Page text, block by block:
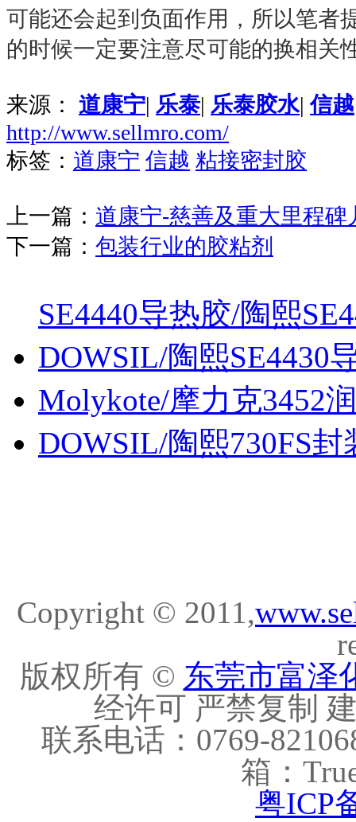
可能还会起到负面作用，所以笔者
的时候一定要注意尽可能的换相关
来源： 道康宁| 乐泰| 乐泰胶水|信越
http://www.sellmro.com/
标签： 道康宁 信越 粘接密封胶
上一篇： 道康宁-慈善及重大里程碑
下一篇： 包装行业的胶粘剂
SE4440导热胶/陶熙
DOWSIL/陶熙SE4430
Molykote/摩力克3452
DOWSIL/陶熙730FS封
Copyright © 2011,
版权所有 © 东莞市富泽
经许可 严禁复制
联系电话：0769-
箱：
粤ICP